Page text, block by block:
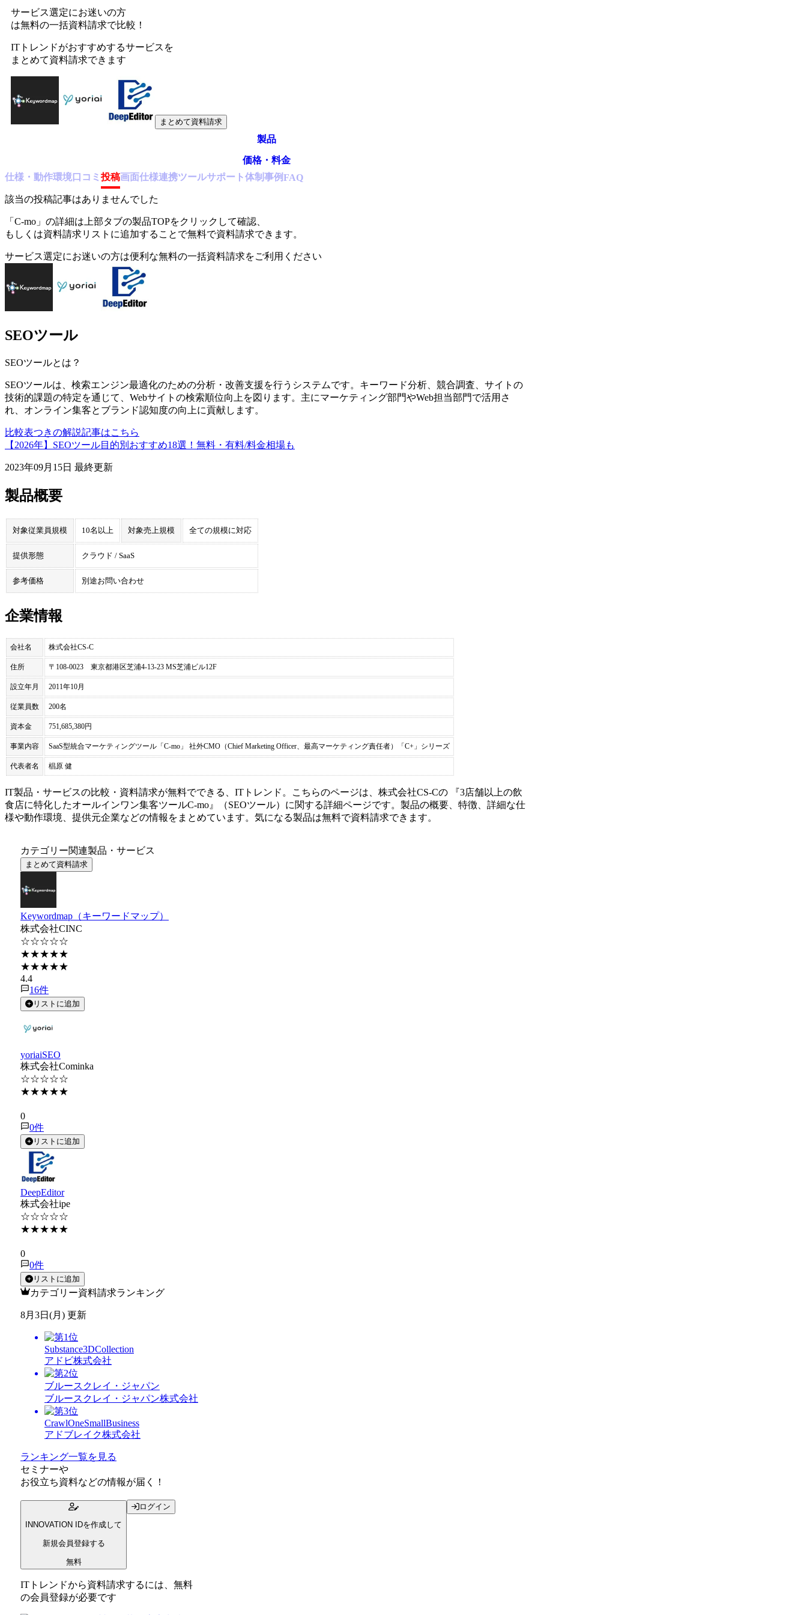
サービス選定にお迷いの方
は無料の一括資料請求で比較！
ITトレンドがおすすめするサービスを
まとめて資料請求できます
まとめて資料請求
製品
価格・料金
仕様・動作環境口コミ投稿画面仕様連携ツールサポート体制 事例FAQ
該当の投稿記事はありませんでした
「 C-mo 」の詳細は上部タブの製品TOPをクリックして確認、
もしくは資料請求リストに追加することで無料で資料請求できます。
サービス選定にお迷いの方は便利な無料の一括資料請求をご利用ください
SEOツール
SEOツールとは？
SEOツールは、検索エンジン最適化のための分析・改善支援を行うシステムです。キーワード分析、競合調査、サイトの
技術的課題の特定を通じて、Webサイトの検索順位向上を図ります。主にマーケティング部門やWeb担当部門で活用さ
れ、オンライン集客とブランド認知度の向上に貢献します。
比較表つきの解説記事はこちら
【2026年】SEOツール目的別おすすめ18選！無料・有料/料金相場も
2023年09月15日 最終更新
製品概要
対象従業員規模 10名以上 対象売上規模 全ての規模に対応
提供形態 クラウド / SaaS
参考価格 別途お問い合わせ
企業情報
会社名 株式会社CS-C
住所 〒108-0023 東京都港区芝浦4-13-23 MS芝浦ビル12F
設立年月 2011年10月
従業員数 200名
資本金 751,685,380円
事業内容 SaaS型統合マーケティングツール「C-mo」 社外CMO（Chief Marketing Officer、最高マーケティング責任者）「C+」シリーズ
代表者名 椙原 健
IT製品・サービスの比較・資料請求が無料でできる、ITトレンド。こちらのページは、 株式会社CS-Cの 『3店舗以上の飲
食店に特化したオールインワン集客ツールC-mo』（SEOツール）に関する詳細ページです。製品の概要、特徴、詳細な仕
様や動作環境、提供元企業などの情報をまとめています。気になる製品は無料で資料請求できます。
カテゴリー関連製品・サービス
まとめて資料請求
Keywordmap（キーワードマップ）
株式会社CINC
☆☆☆☆☆
★★★★★
★★★★★
4.4
16件
リストに追加
yoriaiSEO
株式会社Cominka
☆☆☆☆☆
★★★★★
0
0件
リストに追加
DeepEditor
株式会社ipe
☆☆☆☆☆
★★★★★
0
0件
リストに追加
カテゴリー資料請求ランキング
8月3日(月) 更新
Substance3DCollection
アドビ株式会社
ブルースクレイ・ジャパン
ブルースクレイ・ジャパン株式会社
CrawlOneSmallBusiness
アドブレイク株式会社
ランキング一覧を見る
セミナーや
お役立ち資料などの情報が届く！
INNOVATION IDを作成して
新規会員登録する
無料
ログイン
ITトレンドから資料請求するには、無料
の会員登録が必要です